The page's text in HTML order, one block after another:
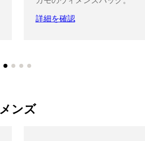
詳細を確認
メンズ